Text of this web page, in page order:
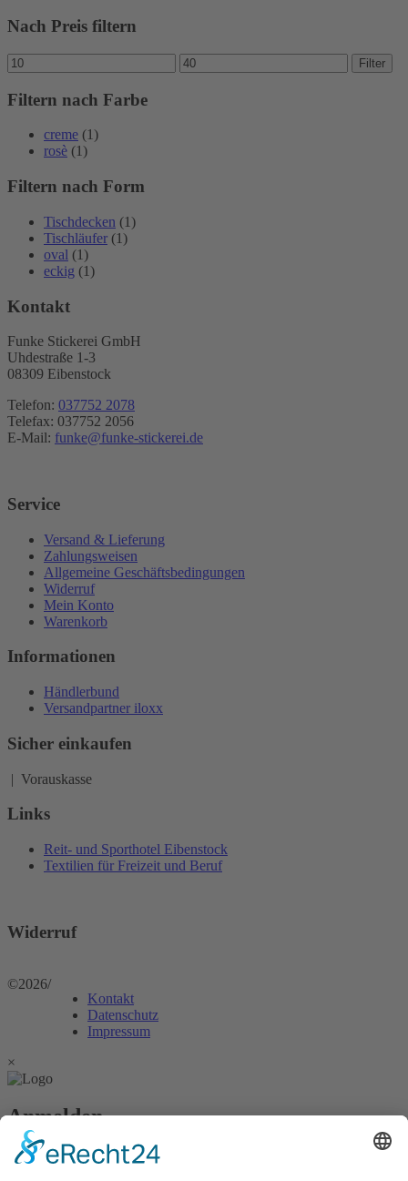
Nach Preis filtern
Min.
Preis
Max.
Preis
Filter
Filtern nach Farbe
creme (1)
rosè (1)
Filtern nach Form
Tischdecken (1)
Tischläufer (1)
oval (1)
eckig (1)
Kontakt
Funke Stickerei GmbH
Uhdestraße 1-3
08309 Eibenstock
Telefon: 037752 2078
Telefax: 037752 2056
E-Mail: funke@funke-stickerei.de
Service
Versand & Lieferung
Zahlungsweisen
Allgemeine Geschäftsbedingungen
Widerruf
Mein Konto
Warenkorb
Informationen
Händlerbund
Versandpartner iloxx
Sicher einkaufen
| Vorauskasse
Links
Reit- und Sporthotel Eibenstock
Textilien für Freizeit und Beruf
Widerruf
©2026/
Kontakt
Datenschutz
Impressum
×
Anmelden